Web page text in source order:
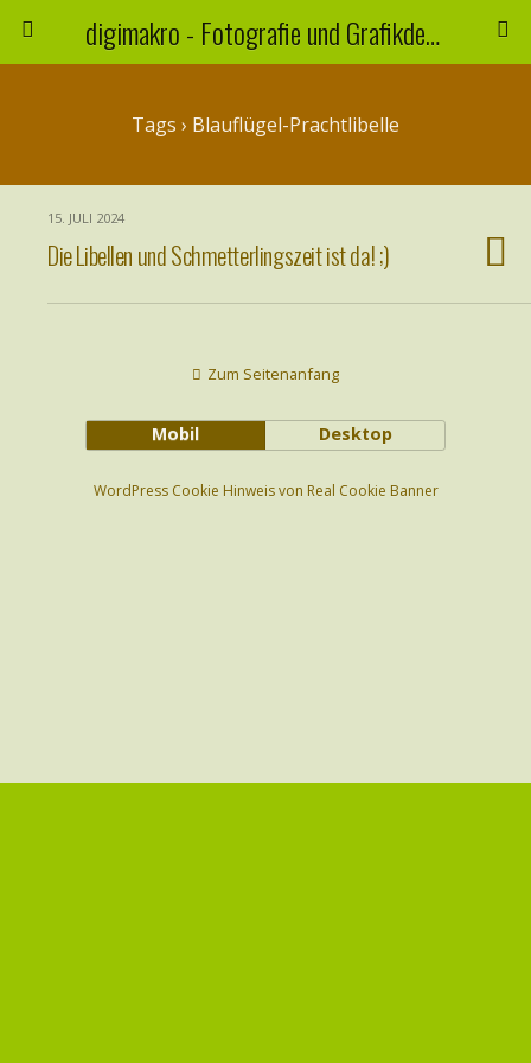
digimakro - Fotografie und Grafikdesign
Tags › Blauflügel-Prachtlibelle
15. JULI 2024
Die Libellen und Schmetterlingszeit ist da! ;)
Zum Seitenanfang
Mobil Desktop
WordPress Cookie Hinweis von Real Cookie Banner